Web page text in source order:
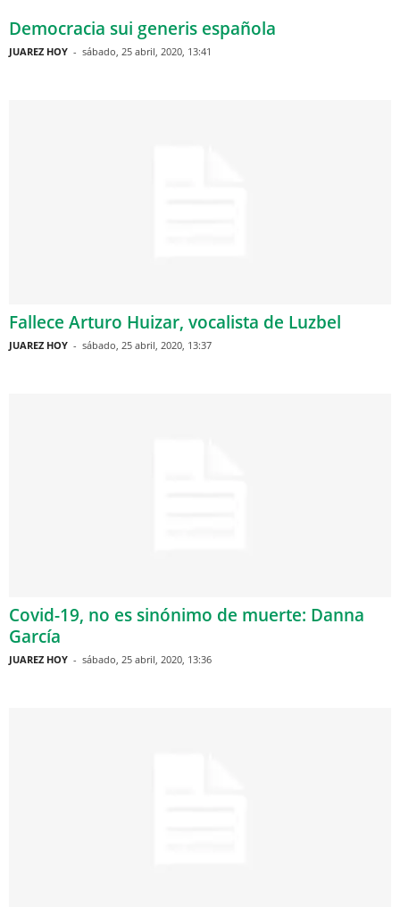
Democracia sui generis española
JUAREZ HOY - sábado, 25 abril, 2020, 13:41
Fallece Arturo Huizar, vocalista de Luzbel
JUAREZ HOY - sábado, 25 abril, 2020, 13:37
Covid-19, no es sinónimo de muerte: Danna
García
JUAREZ HOY - sábado, 25 abril, 2020, 13:36